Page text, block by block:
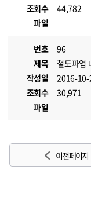
조회수
44,782
파일
번호
96
제목
철도파업
작성일
2016-10-
조회수
30,971
파일
이전 페이지